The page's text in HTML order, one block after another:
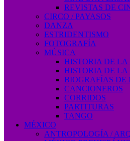
REVISTAS DE
CIRCO / PAYASOS
DANZA
ESTRIDENTISMO
FOTOGRAFÍA
MÚSICA
HISTORIA DE LA
HISTORIA DE
BIOGRAFÍAS DE
CANCIONEROS
CORRIDOS
PARTITURAS
TANGO
MÉXICO
ANTROPOLOGÍA /